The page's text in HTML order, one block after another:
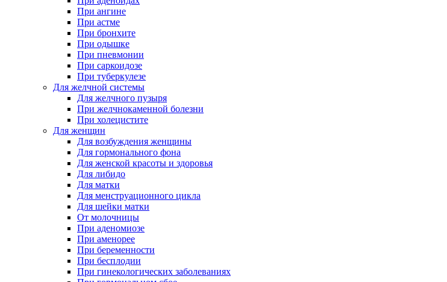
При ангине
При астме
При бронхите
При одышке
При пневмонии
При саркоидозе
При туберкулезе
Для желчной системы
Для желчного пузыря
При желчнокаменной болезни
При холецистите
Для женщин
Для возбуждения женщины
Для гормонального фона
Для женской красоты и здоровья
Для либидо
Для матки
Для менструационного цикла
Для шейки матки
От молочницы
При аденомиозе
При аменорее
При беременности
При бесплодии
При гинекологических заболеваниях